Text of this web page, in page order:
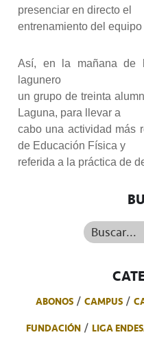
presenciar en directo el
entrenamiento del
Así, en la mañana de
lagunero
un grupo de treinta
Laguna, para llevar a
cabo una actividad más
de Educación Física y
referida a la práctica de
Buscar...
ABONOS CAMPUS
FUNDACIÓN
LIGA